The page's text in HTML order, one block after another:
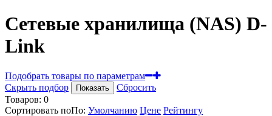
Сетевые хранилища (NAS) D-
Link
Подобрать товары по параметрам
Скрыть подбор
Показать
Сбросить
Товаров: 0
Сортировать поПо: Умолчанию Цене Рейтингу